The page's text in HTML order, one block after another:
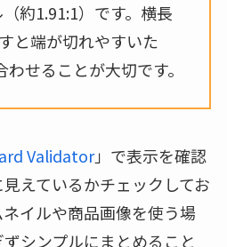
約1.91:1）です。横長
と端が切れやすいた
せることが大切です。
Validator」で表示を確認
えているかチェックしてお
イルや商品画像を使う場
シンプルにまとめること